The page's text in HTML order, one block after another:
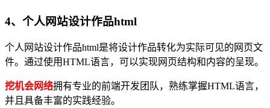
4、个人网站设计作品html
个人网站设计作品html是将设计作品转化为实际可见的网页文
件。通过使用HTML语言，可以实现网页结构和内容的呈现。
挖机会网络拥有专业的前端开发团队，熟练掌握HTML语言，
并且具备丰富的实践经验。